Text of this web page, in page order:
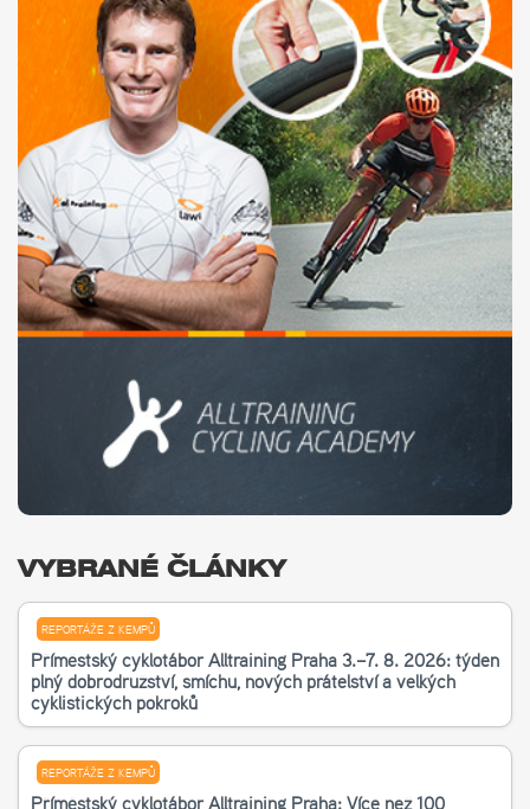
VYBRANÉ ČLÁNKY
REPORTÁŽE Z KEMPŮ
Příměstský cyklotábor Alltraining Praha 3.–7. 8. 2026: týden
plný dobrodružství, smíchu, nových přátelství a velkých
cyklistických pokroků
REPORTÁŽE Z KEMPŮ
Příměstský cyklotábor Alltraining Praha: Více než 100